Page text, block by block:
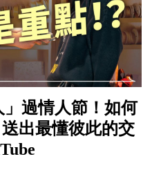
過情人節！如何
出最懂彼此的交